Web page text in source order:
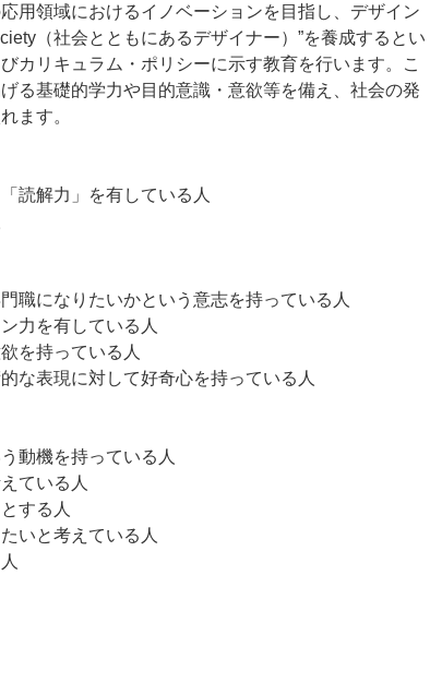
用領域におけるイノベーションを目指し、デザイン
（社会とともにあるデザイナー）”を養成するとい
カリキュラム・ポリシーに示す教育を行います。こ
る基礎的学力や目的意識・意欲等を備え、社会の発
ます。
読解力」を有している人
職になりたいかという意志を持っている人
力を有している人
を持っている人
な表現に対して好奇心を持っている人
動機を持っている人
ている人
する人
いと考えている人